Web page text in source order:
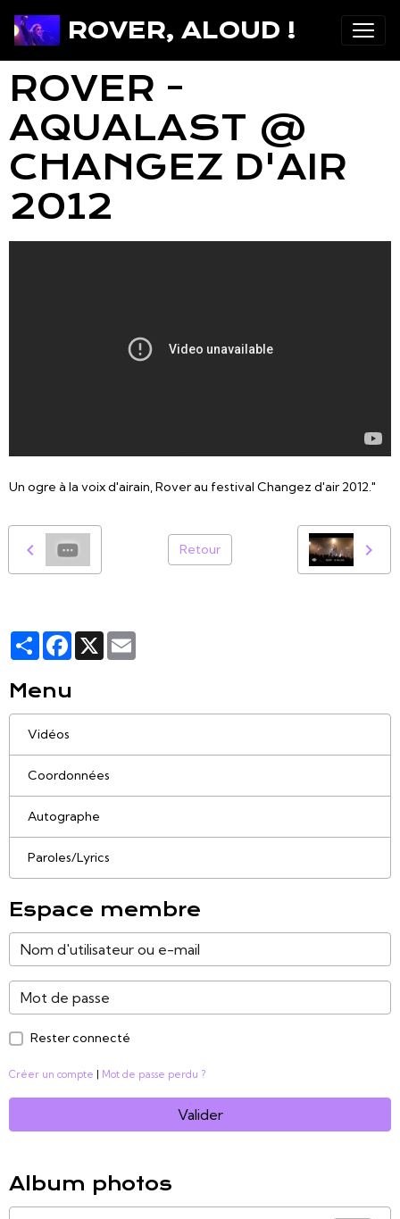
ROVER, ALOUD !
ROVER -
AQUALAST @
CHANGEZ D'AIR
2012
Un ogre à la voix d'airain, Rover au festival Changez d'air 2012."
Retour
PartagerFacebook
X
Menu
Vidéos
Coordonnées
Autographe
Paroles/Lyrics
Espace membre
Rester connecté
Créer un compte Mot de passe perdu ?
Valider
Album photos